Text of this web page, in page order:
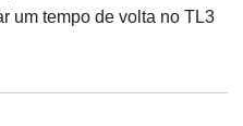
um tempo de volta no TL3